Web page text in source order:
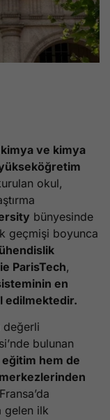
kimya ve kimya
okul,
bünyesinde
geçmişi boyunca
ParisTech,
en
edilmektedir.
değerli
bulunan
hem de
gelen ilk